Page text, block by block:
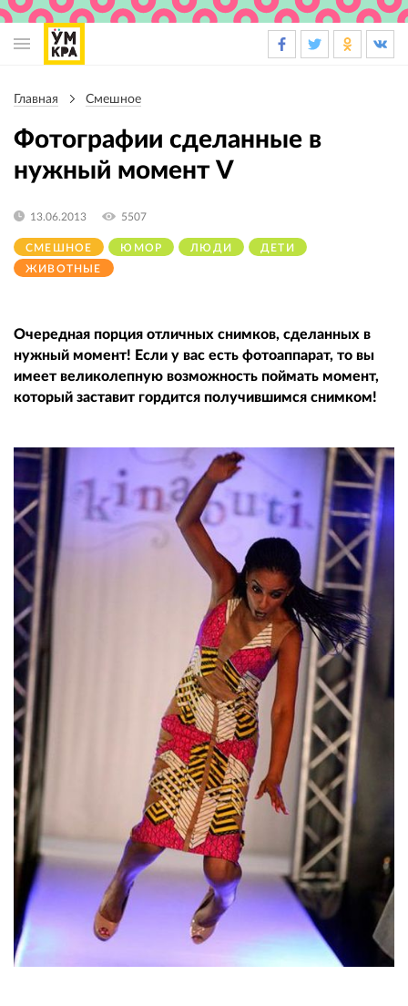
навигации
Главная Смешное
Фотографии сделанные в
нужный момент V
СМЕШНОЕ ЮМОР ЛЮДИ
ДЕТИ
ЖИВОТНЫЕ
13.06.2013 5507
Очередная порция отличных снимков, сделанных в
нужный момент! Если у вас есть фотоаппарат, то вы
имеет великолепную возможность поймать момент,
который заставит гордится получившимся снимком!